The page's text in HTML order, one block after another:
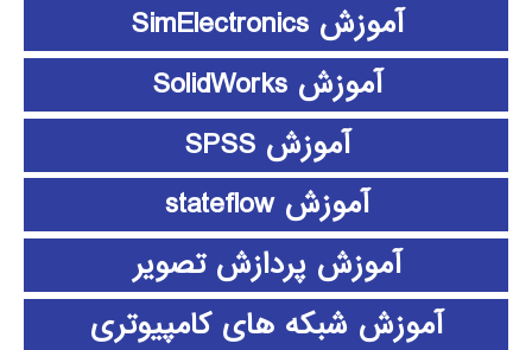
آموزش SimElectronics
آموزش SolidWorks
آموزش SPSS
آموزش stateflow
آموزش پردازش تصویر
آموزش شبکه های کامپیوتری